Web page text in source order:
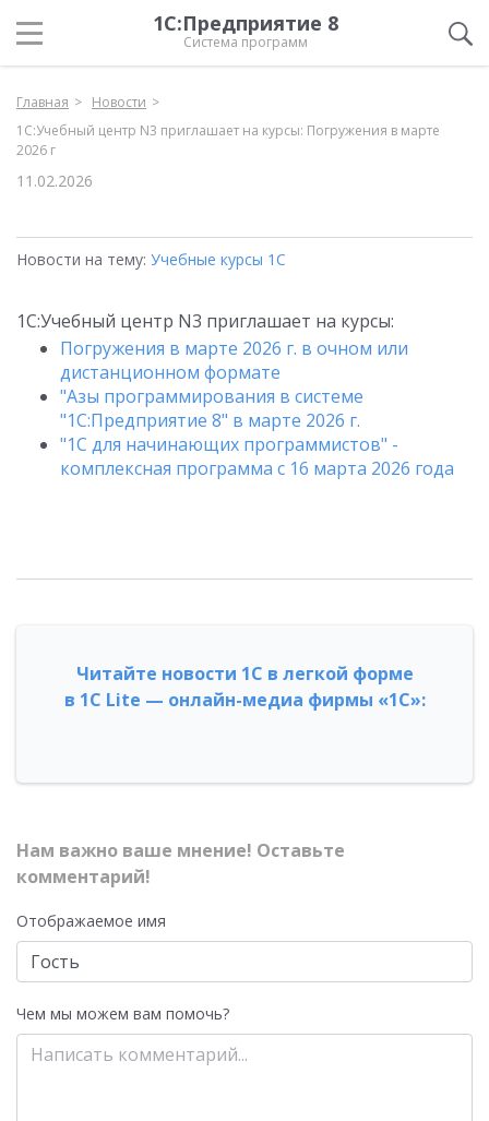
1С:Предприятие 8
Система программ
Главная
Новости
1С:Учебный центр N3 приглашает на курсы: Погружения в марте
2026 г
11.02.2026
Новости на тему: Учебные курсы 1С
1С:Учебный центр N3 приглашает на курсы:
Погружения в марте 2026 г. в очном или
дистанционном формате
"Азы программирования в системе
"1С:Предприятие 8" в марте 2026 г.
"1С для начинающих программистов" -
комплексная программа с 16 марта 2026 года
Читайте новости 1С в легкой форме
в 1С Lite — онлайн-медиа фирмы «1С»:
Нам важно ваше мнение! Оставьте
комментарий!
Отображаемое имя
Чем мы можем вам помочь?